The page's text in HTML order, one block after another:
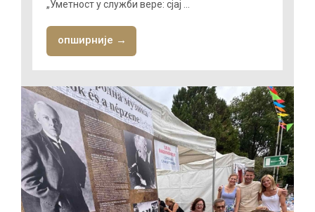
„Уметност у служби вере: сјај ...
опширније →